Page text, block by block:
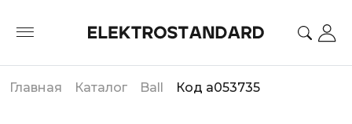
Главная Каталог Ball Код a053735